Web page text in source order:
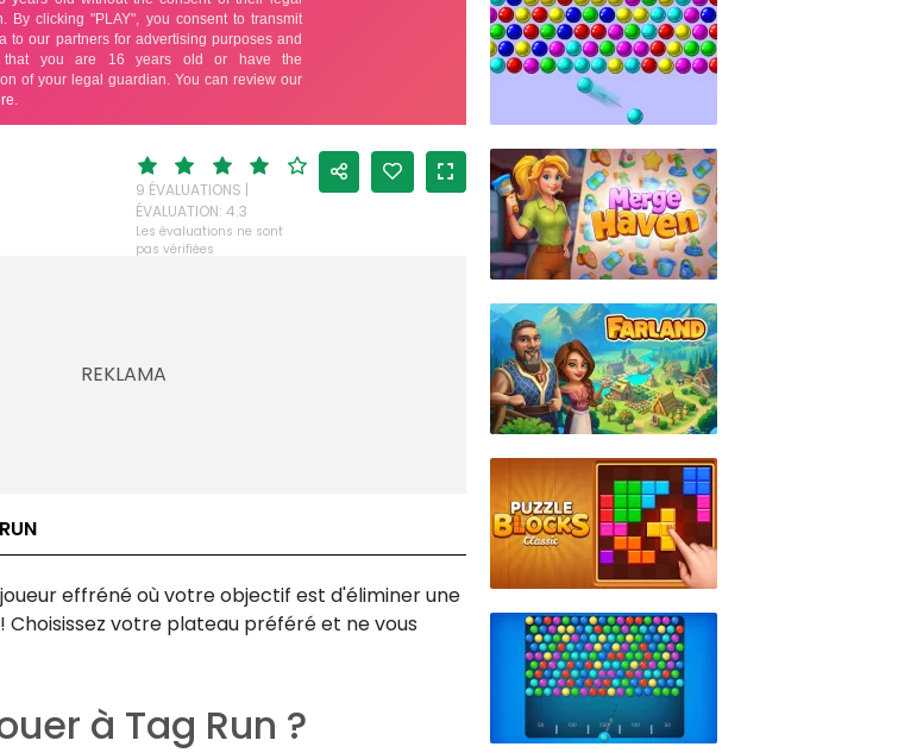
9 ÉVALUATIONS |
ÉVALUATION: 4.3
Les évaluations ne sont
pas vérifiées
effréné où votre objectif est d'éliminer une
votre plateau préféré et ne vous
à Tag Run ?